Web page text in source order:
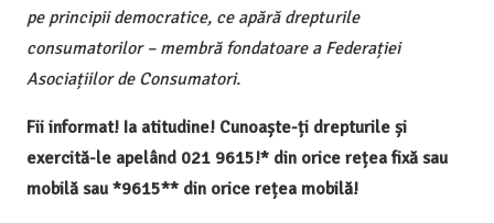
pe principii democratice, ce apără drepturile
consumatorilor – membră fondatoare a Federației
Asociațiilor de Consumatori.
Fii informat! Ia atitudine! Cunoaște-ți drepturile și
exercită-le apelând 021 9615!* din orice rețea fixă sau
mobilă sau *9615** din orice rețea mobilă!